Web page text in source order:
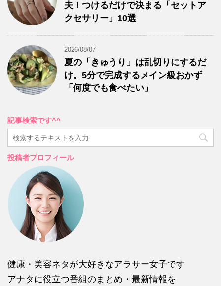
夫！つけるだけで決まる「セットア
クセサリー」10選
2026/08/07
夏の「きゅうり」は乱切りにするだ
け。5分で完成するメイン級おかず
「何度でも食べたい」
記事検索です^^
投稿者プロフィール
健康・美容ネタが大好きなアラサー女子です
アナタに役立つ番組のまとめ・最新情報を